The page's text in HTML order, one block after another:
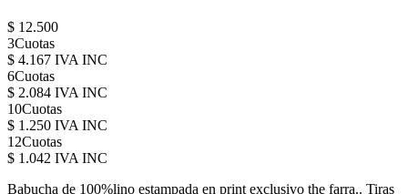
$ 12.500
3Cuotas
$ 4.167 IVA INC
6Cuotas
$ 2.084 IVA INC
10Cuotas
$ 1.250 IVA INC
12Cuotas
$ 1.042 IVA INC
Babucha de 100%lino estampada en print exclusivo the farra.. Tiras